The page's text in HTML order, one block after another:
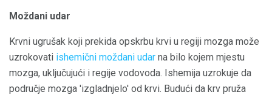
Moždani udar
Krvni ugrušak koji prekida opskrbu krvi u regiji mozga može
uzrokovati ishemični moždani udar na bilo kojem mjestu
mozga, uključujući i regije vodovoda. Ishemija uzrokuje da
područje mozga 'izgladnjelo' od krvi. Budući da krv pruža